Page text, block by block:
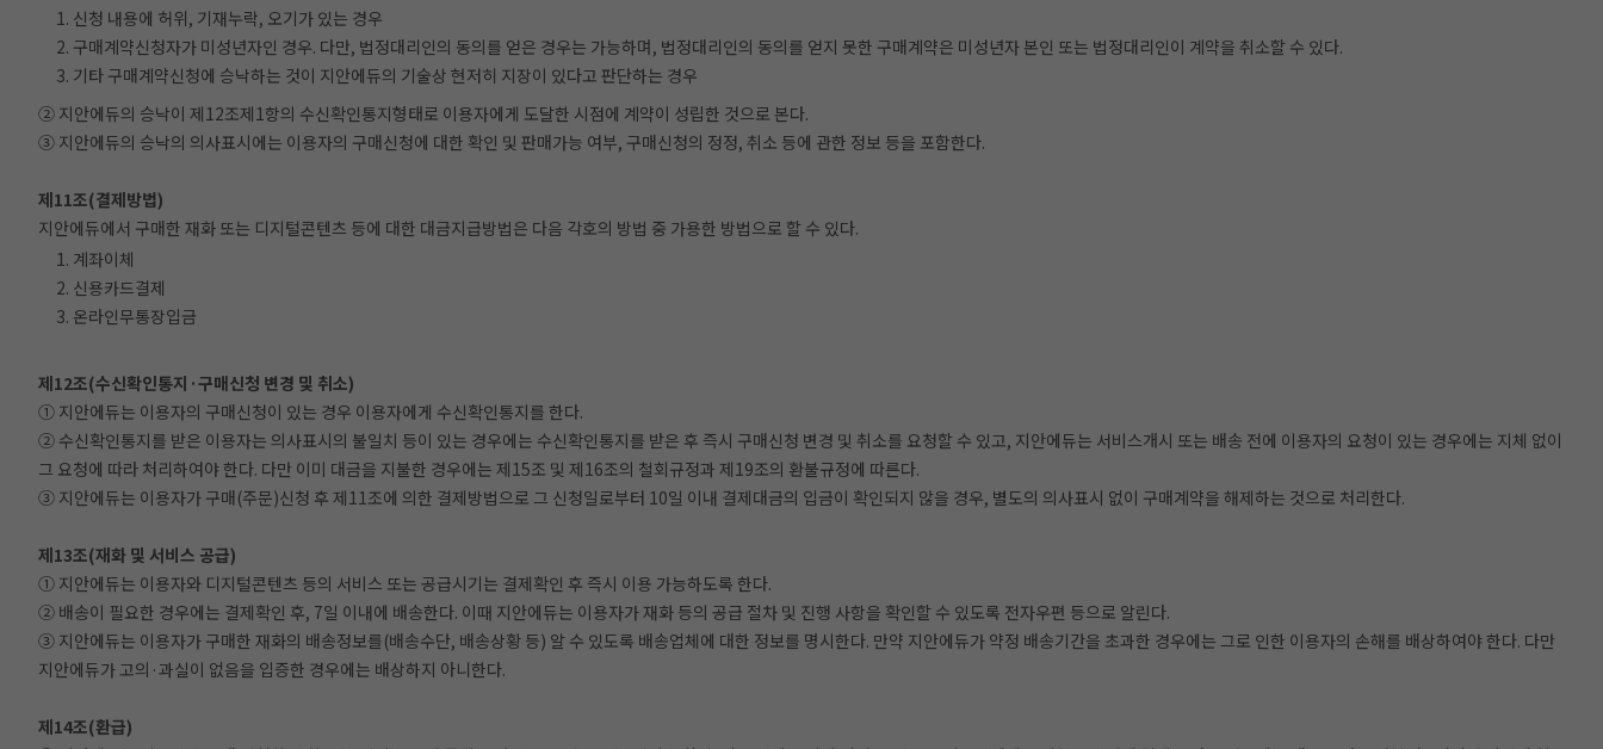
1. 신청 내용에 허위, 기재누락, 오기가 있는 경우
2. 구매계약신청자가 미성년자인 경우. 다만, 법정대리인의 동의를 얻은 경우는 가능하며, 법정대리인의 동의를 얻지 못한 구매계약은 미성년자 본인 또는 법정대리인이 계약을 취소할 수 있다.
3. 기타 구매계약신청에 승낙하는 것이 지안에듀의 기술상 현저히 지장이 있다고 판단하는 경우
② 지안에듀의 승낙이 제12조제1항의 수신확인통지형태로 이용자에게 도달한 시점에 계약이 성립한 것으로 본다.
③ 지안에듀의 승낙의 의사표시에는 이용자의 구매신청에 대한 확인 및 판매가능 여부, 구매신청의 정정, 취소 등에 관한 정보 등을 포함한다.
제11조(결제방법)
지안에듀에서 구매한 재화 또는 디지털콘텐츠 등에 대한 대금지급방법은 다음 각호의 방법 중 가용한 방법으로 할 수 있다.
1. 계좌이체
2. 신용카드결제
3. 온라인무통장입금
제12조(수신확인통지·구매신청 변경 및 취소)
① 지안에듀는 이용자의 구매신청이 있는 경우 이용자에게 수신확인통지를 한다.
② 수신확인통지를 받은 이용자는 의사표시의 불일치 등이 있는 경우에는 수신확인통지를 받은 후 즉시 구매신청 변경 및 취소를 요청할 수 있고, 지안에듀는 서비스개시 또는 배송 전에 이용자의 요청이 있는 경우에는 지체 없이
그 요청에 따라 처리하여야 한다. 다만 이미 대금을 지불한 경우에는 제15조 및 제16조의 철회규정과 제19조의 환불규정에 따른다.
③ 지안에듀는 이용자가 구매(주문)신청 후 제11조에 의한 결제방법으로 그 신청일로부터 10일 이내 결제대금의 입금이 확인되지 않을 경우, 별도의 의사표시 없이 구매계약을 해제하는 것으로 처리한다.
제13조(재화 및 서비스 공급)
① 지안에듀는 이용자와 디지털콘텐츠 등의 서비스 또는 공급시기는 결제확인 후 즉시 이용 가능하도록 한다.
② 배송이 필요한 경우에는 결제확인 후, 7일 이내에 배송한다. 이때 지안에듀는 이용자가 재화 등의 공급 절차 및 진행 사항을 확인할 수 있도록 전자우편 등으로 알린다.
③ 지안에듀는 이용자가 구매한 재화의 배송정보를(배송수단, 배송상황 등) 알 수 있도록 배송업체에 대한 정보를 명시한다. 만약 지안에듀가 약정 배송기간을 초과한 경우에는 그로 인한 이용자의 손해를 배상하여야 한다. 다만
지안에듀가 고의·과실이 없음을 입증한 경우에는 배상하지 아니한다.
제14조(환급)